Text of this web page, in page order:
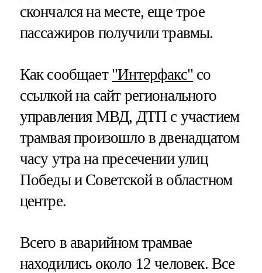
скончался на месте, еще трое
пассажиров получили травмы.
Как сообщает "Интерфакс" со
ссылкой на сайт регионального
управления МВД, ДТП с участием
трамвая произошло в двенадцатом
часу утра на пресечении улиц
Победы и Советской в областном
центре.
Всего в аварийном трамвае
находились около 12 человек. Все